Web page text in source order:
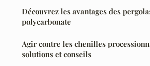
Découvrez les avantages des
polycarbonate
Agir contre les chenilles
solutions et conseils